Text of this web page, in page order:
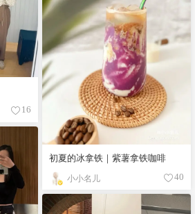
16
初夏的冰拿铁｜紫薯拿铁咖啡
小小名儿 40